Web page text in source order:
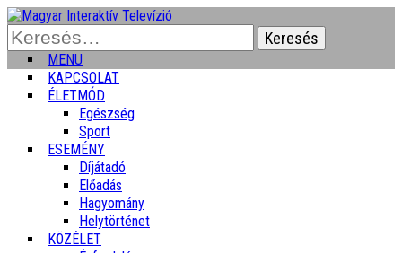
Keresés:
MENU
KAPCSOLAT
ÉLETMÓD
Egészség
Sport
ESEMÉNY
Díjátadó
Előadás
Hagyomány
Helytörténet
KÖZÉLET